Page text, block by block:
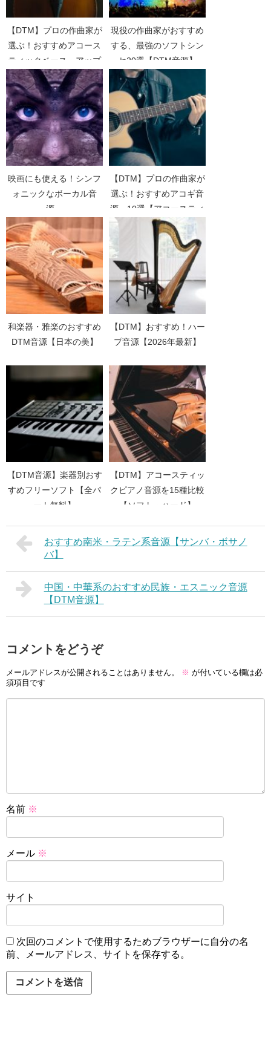
【DTM】プロの作曲家が
選ぶ！おすすめアコース
ティックベース・アップ
ライトベース・ウッドベ
ース音源
現役の作曲家がおすすめ
する、最強のソフトシン
セ20選【DTM音源】
映画にも使える！シンフ
ォニックなボーカル音
源
【DTM】プロの作曲家が
選ぶ！おすすめアコギ音
源 10選【アコースティ
ックギター】
和楽器・雅楽のおすすめ
DTM音源【日本の美】
【DTM】おすすめ！ハー
プ音源【2026年最新】
【DTM音源】楽器別おす
すめフリーソフト【全パ
ート無料】
【DTM】アコースティッ
クピアノ音源を15種比較
【ソフト・ハード】
おすすめ南米・ラテン系音源【サンバ・ボサノ
バ】
中国・中華系のおすすめ民族・エスニック音源
【DTM音源】
コメントをどうぞ
メールアドレスが公開されることはありません。 ※ が付いている欄は必
須項目です
名前 ※
メール ※
サイト
次回のコメントで使用するためブラウザーに自分の名
前、メールアドレス、サイトを保存する。